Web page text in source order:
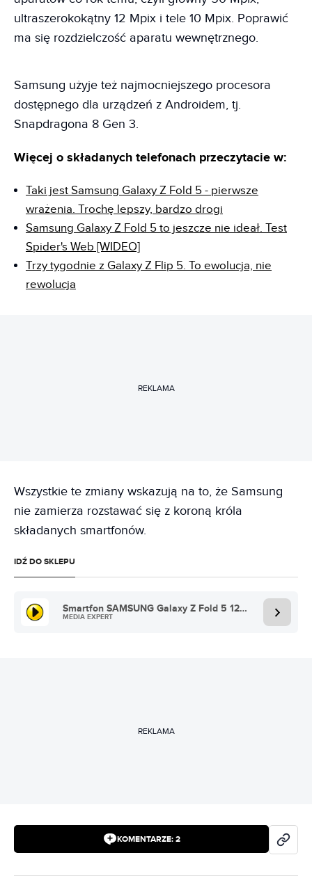
ultraszerokokątny 12 Mpix i tele 10 Mpix. Poprawić
ma się rozdzielczość aparatu wewnętrznego.
Samsung użyje też najmocniejszego procesora
dostępnego dla urządzeń z Androidem, tj.
Snapdragona 8 Gen 3.
Więcej o składanych telefonach przeczytacie w:
Taki jest Samsung Galaxy Z Fold 5 - pierwsze
wrażenia. Trochę lepszy, bardzo drogi
Samsung Galaxy Z Fold 5 to jeszcze nie ideał. Test
Spider's Web [WIDEO]
Trzy tygodnie z Galaxy Z Flip 5. To ewolucja, nie
rewolucja
REKLAMA
Wszystkie te zmiany wskazują na to, że Samsung
nie zamierza rozstawać się z koroną króla
składanych smartfonów.
IDŹ DO SKLEPU
Smartfon SAMSUNG Galaxy Z Fold 5 12/256GB 5G
MEDIA EXPERT
REKLAMA
KOMENTARZE: 2